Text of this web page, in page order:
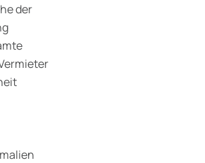
der